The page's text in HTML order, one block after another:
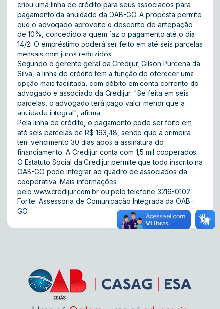
criou uma linha de crédito para seus associados para
pagamento da anuidade da OAB-GO. A proposta permite
que o advogado aproveite o desconto de antepação
de 10%, concedido a quem faz o pagamento até o dia
14/2. O empréstimo poderá ser feito em até seis parcelas
mensais com juros reduzidos.
Segundo o gerente geral da Credijur, Gilson Purcena da
Silva, a linha de crédito tem a função de oferecer uma
opção mais facilitada, com débito em conta corrente do
advogado e associado da Credijur. "Se feita em seis
parcelas, o advogado terá pago valor menor que a
anuidade integral", afirma.
Pela linha de crédito, o pagamento pode ser feito em
até seis parcelas de R$ 163,48, sendo que a primeira
tem vencimento 30 dias após a assinatura do
financiamento. A Credijur conta com 1,5 mil cooperados.
O Estatuto Social da Credijur permite que todo inscrito na
OAB-GO pode integrar ao quadro de associados da
cooperativa. Mais informações
pelo www.credijur.com.br ou pelo telefone 3216-0102.
Fonte: Assessoria de Comunicação Integrada da OAB-
GO